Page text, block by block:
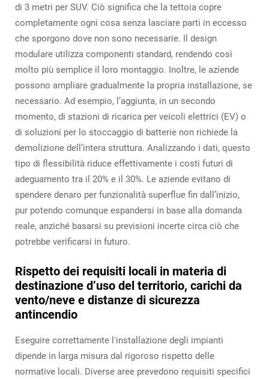
di 3 metri per SUV. Ciò significa che la tettoia copre
completamente ogni cosa senza lasciare parti in eccesso
che sporgono dove non sono necessarie. Il design
modulare utilizza componenti standard, rendendo così
molto più semplice il loro montaggio. Inoltre, le aziende
possono ampliare gradualmente la propria installazione, se
necessario. Ad esempio, l’aggiunta, in un secondo
momento, di stazioni di ricarica per veicoli elettrici (EV) o
di soluzioni per lo stoccaggio di batterie non richiede la
demolizione dell’intera struttura. Analizzando i dati, questo
tipo di flessibilità riduce effettivamente i costi futuri di
adeguamento tra il 20% e il 30%. Le aziende evitano di
spendere denaro per funzionalità superflue fin dall’inizio,
pur potendo comunque espandersi in base alla domanda
reale, anziché basarsi su previsioni incerte circa ciò che
potrebbe verificarsi in futuro.
Rispetto dei requisiti locali in materia di
destinazione d’uso del territorio, carichi da
vento/neve e distanze di sicurezza
antincendio
Eseguire correttamente l'installazione degli impianti
dipende in larga misura dal rigoroso rispetto delle
normative locali. Diverse aree prevedono requisiti specifici